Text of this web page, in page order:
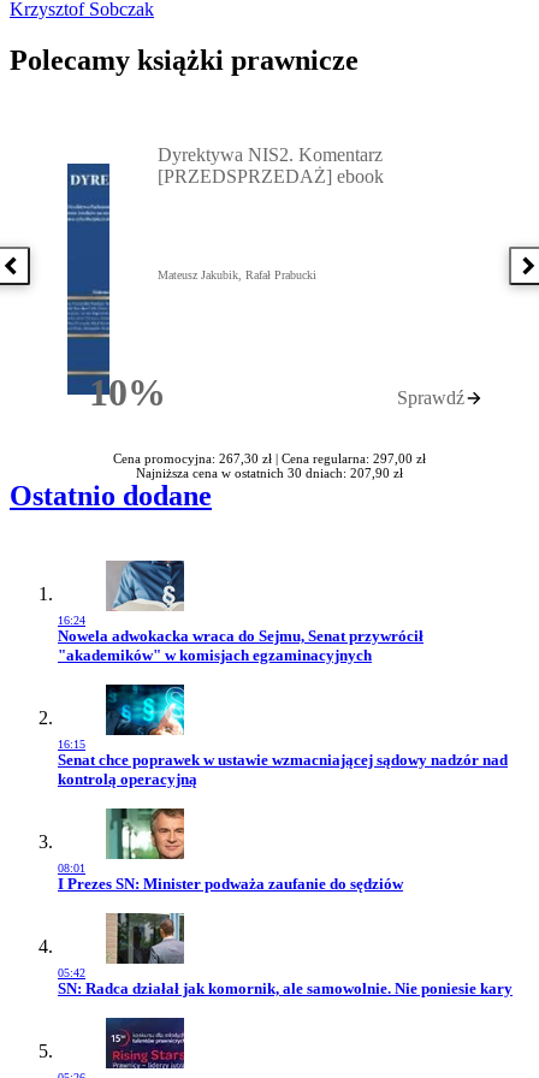
Krzysztof Sobczak
Polecamy książki prawnicze
Poprzednia książka
10%Rabatu
Dyrektywa NIS2. Komentarz
[PRZEDSPRZEDAŻ] ebook
Mateusz Jakubik, Rafał Prabucki
Sprawdź
Cena promocyjna: 267,30 zł | Cena regularna: 297,00 zł
Najniższa cena w ostatnich 30 dniach: 207,90 zł
Ostatnio dodane
16:24
Przejdź do artykułu:
Nowela adwokacka wraca do Sejmu, Senat przywrócił
"akademików" w komisjach egzaminacyjnych
16:15
Przejdź do artykułu:
Senat chce poprawek w ustawie wzmacniającej sądowy nadzór nad
kontrolą operacyjną
08:01
Przejdź do artykułu:
I Prezes SN: Minister podważa zaufanie do sędziów
05:42
Przejdź do artykułu:
SN: Radca działał jak komornik, ale samowolnie. Nie poniesie kary